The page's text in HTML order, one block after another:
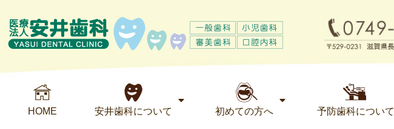
HOME 安井歯科について 初めての方へ 予防歯科について